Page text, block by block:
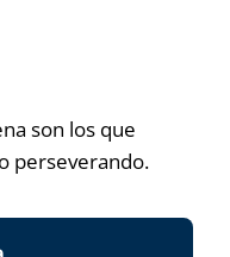
son los que
perseverando.